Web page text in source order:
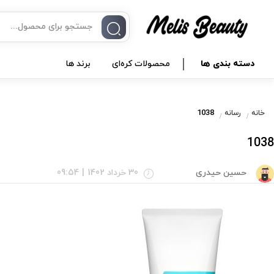
دسته بندی ها محصولات کره‌ای برند ها
خانه رسانه
1038
حسین حیدری 30 خرداد 1402 09:54